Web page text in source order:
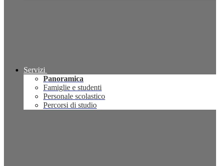
Servizi
Panoramica
Famiglie e studenti
Personale scolastico
Percorsi di studio